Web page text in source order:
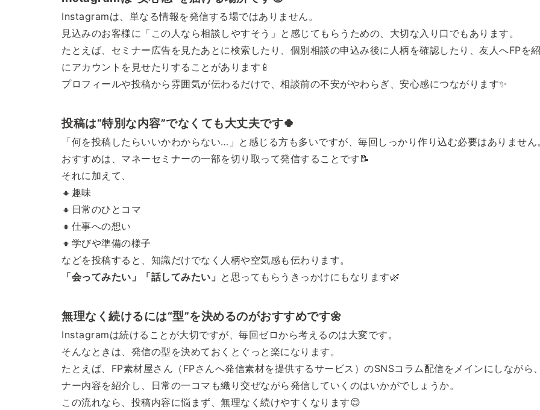
Instagramは、単なる情報を発信する場ではありません。
見込みのお客様に「この人なら相談しやすそう」と感じてもらうための、大切な入り口でもあります。
たとえば、セミナー広告を見たあとに検索したり、個別相談の申込み後に人柄を確認したり、友人へFPを
にアカウントを見せたりすることがあります📱
プロフィールや投稿から雰囲気が伝わるだけで、相談前の不安がやわらぎ、安心感につながります✨
投稿は“特別な内容”でなくても大丈夫です🍀
「何を投稿したらいいかわからない…」と感じる方も多いですが、毎回しっかり作り込む必要はありません
おすすめは、マネーセミナーの一部を切り取って発信することです📝
それに加えて、
🔸趣味
🔸日常のひとコマ
🔸仕事への想い
🔸学びや準備の様子
などを投稿すると、知識だけでなく人柄や空気感も伝わります。
「会ってみたい」「話してみたい」 と思ってもらうきっかけにもなります🌿
無理なく続けるには“型”を決めるのがおすすめです🌼
Instagramは続けることが大切ですが、毎回ゼロから考えるのは大変です。
そんなときは、発信の型を決めておくとぐっと楽になります。
たとえば、FP素材屋さん（FPさんへ発信素材を提供するサービス）のSNSコラム配信をメインにしながら
ナー内容を紹介し、日常の一コマも織り交ぜながら発信していくのはいかがでしょうか。
この流れなら、投稿内容に悩まず、無理なく続けやすくなります😊